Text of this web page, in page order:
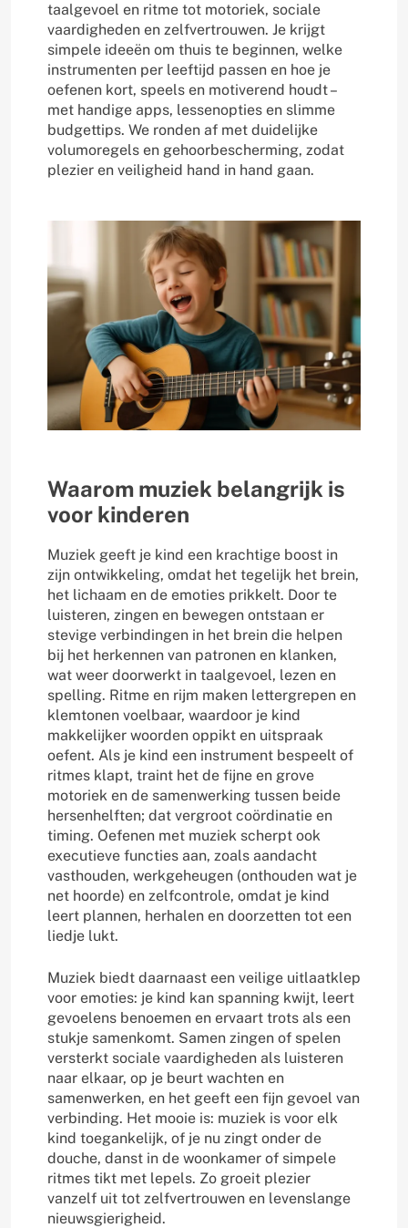
taalgevoel en ritme tot motoriek, sociale
vaardigheden en zelfvertrouwen. Je krijgt
simpele ideeën om thuis te beginnen, welke
instrumenten per leeftijd passen en hoe je
oefenen kort, speels en motiverend houdt –
met handige apps, lessenopties en slimme
budgettips. We ronden af met duidelijke
volumoregels en gehoorbescherming, zodat
plezier en veiligheid hand in hand gaan.
Waarom muziek belangrijk is
voor kinderen
Muziek geeft je kind een krachtige boost in
zijn ontwikkeling, omdat het tegelijk het brein,
het lichaam en de emoties prikkelt. Door te
luisteren, zingen en bewegen ontstaan er
stevige verbindingen in het brein die helpen
bij het herkennen van patronen en klanken,
wat weer doorwerkt in taalgevoel, lezen en
spelling. Ritme en rijm maken lettergrepen en
klemtonen voelbaar, waardoor je kind
makkelijker woorden oppikt en uitspraak
oefent. Als je kind een instrument bespeelt of
ritmes klapt, traint het de fijne en grove
motoriek en de samenwerking tussen beide
hersenhelften; dat vergroot coördinatie en
timing. Oefenen met muziek scherpt ook
executieve functies aan, zoals aandacht
vasthouden, werkgeheugen (onthouden wat je
net hoorde) en zelfcontrole, omdat je kind
leert plannen, herhalen en doorzetten tot een
liedje lukt.
Muziek biedt daarnaast een veilige uitlaatklep
voor emoties: je kind kan spanning kwijt, leert
gevoelens benoemen en ervaart trots als een
stukje samenkomt. Samen zingen of spelen
versterkt sociale vaardigheden als luisteren
naar elkaar, op je beurt wachten en
samenwerken, en het geeft een fijn gevoel van
verbinding. Het mooie is: muziek is voor elk
kind toegankelijk, of je nu zingt onder de
douche, danst in de woonkamer of simpele
ritmes tikt met lepels. Zo groeit plezier
vanzelf uit tot zelfvertrouwen en levenslange
nieuwsgierigheid.